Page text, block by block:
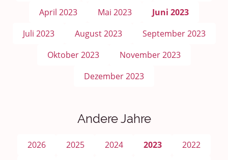
April 2023
Mai 2023
Juni 2023
Juli 2023
August 2023
September 2023
Oktober 2023
November 2023
Dezember 2023
Andere Jahre
2026 2025 2024 2023
2022